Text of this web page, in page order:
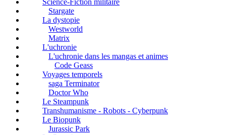
Stargate
La dystopie
Westworld
Matrix
L'uchronie
L'uchronie dans les mangas et animes
Code Geass
Voyages temporels
saga Terminator
Doctor Who
Le Steampunk
Transhumanisme - Robots - Cyberpunk
Le Biopunk
Jurassic Park